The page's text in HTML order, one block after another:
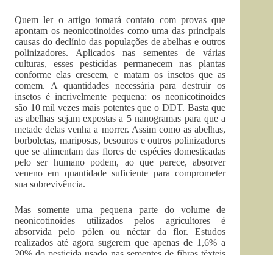
Quem ler o artigo tomará contato com provas que
apontam os neonicotinoides como uma das principais
causas do declínio das populações de abelhas e outros
polinizadores. Aplicados nas sementes de várias
culturas, esses pesticidas permanecem nas plantas
conforme elas crescem, e matam os insetos que as
comem. A quantidades necessária para destruir os
insetos é incrivelmente pequena: os neonicotinoides
são 10 mil vezes mais potentes que o DDT. Basta que
as abelhas sejam expostas a 5 nanogramas para que a
metade delas venha a morrer. Assim como as abelhas,
borboletas, mariposas, besouros e outros polinizadores
que se alimentam das flores de espécies domesticadas
pelo ser humano podem, ao que parece, absorver
veneno em quantidade suficiente para comprometer
sua sobrevivência.
Mas somente uma pequena parte do volume de
neonicotinoides utilizados pelos agricultores é
absorvida pelo pólen ou néctar da flor. Estudos
realizados até agora sugerem que apenas de 1,6% a